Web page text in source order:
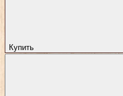
Купить